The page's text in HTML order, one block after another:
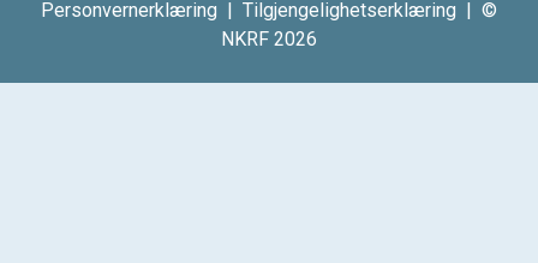
Personvernerklæring | Tilgjengelighetserklæring | ©
NKRF 2026